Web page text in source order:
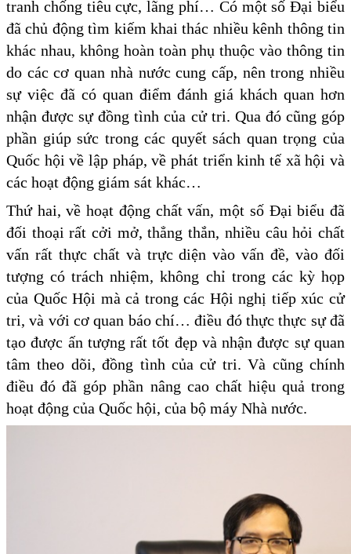
tranh chống tiêu cực, lãng phí… Có một số Đại biểu
đã chủ động tìm kiếm khai thác nhiều kênh thông tin
khác nhau, không hoàn toàn phụ thuộc vào thông tin
do các cơ quan nhà nước cung cấp, nên trong nhiều
sự việc đã có quan điểm đánh giá khách quan hơn
nhận được sự đồng tình của cử tri. Qua đó cũng góp
phần giúp sức trong các quyết sách quan trọng của
Quốc hội về lập pháp, về phát triển kinh tế xã hội và
các hoạt động giám sát khác…
Thứ hai, về hoạt động chất vấn, một số Đại biểu đã
đối thoại rất cởi mở, thẳng thắn, nhiều câu hỏi chất
vấn rất thực chất và trực diện vào vấn đề, vào đối
tượng có trách nhiệm, không chỉ trong các kỳ họp
của Quốc Hội mà cả trong các Hội nghị tiếp xúc cử
tri, và với cơ quan báo chí… điều đó thực thực sự đã
tạo được ấn tượng rất tốt đẹp và nhận được sự quan
tâm theo dõi, đồng tình của cử tri. Và cũng chính
điều đó đã góp phần nâng cao chất hiệu quả trong
hoạt động của Quốc hội, của bộ máy Nhà nước.